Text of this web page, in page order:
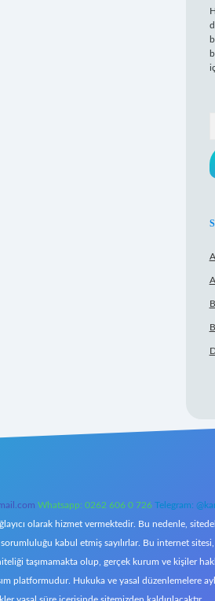
Whatsapp: 0262 606 0 726 Telegram:
olarak hizmet vermektedir. Bu nedenle,
kabul etmiş sayılırlar. Bu internet
taşımamakta olup, gerçek kurum ve kişiler
platformudur. Hukuka ve yasal düzenlemelere